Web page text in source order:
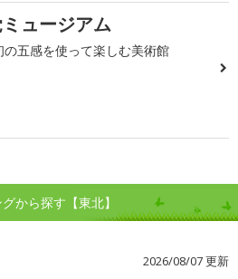
ュージアム
の五感を使って楽しむ美術館
から探す【東北】
2026/08/07 更新